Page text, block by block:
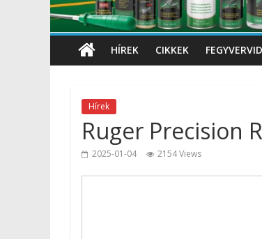
HÍREK CIKKEK
Hírek
Ruger Precision
2025-01-04 2154 Views